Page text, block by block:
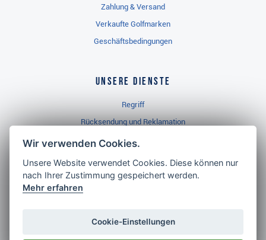
Zahlung & Versand
Verkaufte Golfmarken
Geschäftsbedingungen
Unsere Dienste
Regriff
Rücksendung und Reklamation
Widerrufsbelehrung
Golf Brothers.de
Neuheiten
Wir verwenden Cookies.
Unsere Website verwendet Cookies. Diese können nur
nach Ihrer Zustimmung gespeichert werden.
Mehr erfahren
Cookie-Einstellungen